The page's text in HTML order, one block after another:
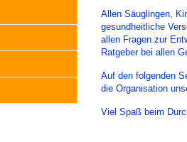
Allen Säuglingen,
gesundheitliche
allen Fragen zur
Ratgeber bei allen
Auf den folgenden
die Organisation
Viel Spaß beim